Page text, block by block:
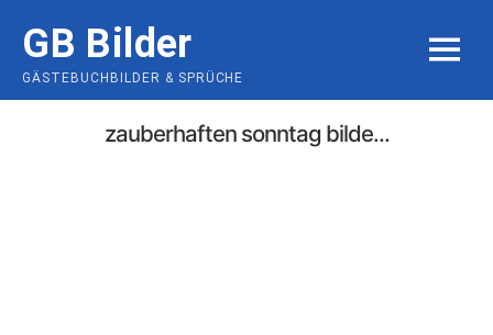
content
GB Bilder
GÄSTEBUCHBILDER & SPRÜCHE
MENU
zauberhaften sonntag bilde...